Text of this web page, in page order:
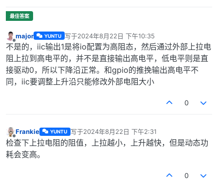
离线
major YUNTU 写于2024年8月22日 下午10:35
最后由 编辑
不是的，iic输出1是将io配置为高阻态，然后通过外部上拉电
阻上拉到高电平的，并不是直接输出高电平，低电平则是直
接驱动0，所以下降沿正常。和gpio的推挽输出高电平不
同，iic要调整上升沿只能修改外部电阻大小
0
离线
Frankie YUNTU 写于2024年8月22日 下午2:31
最后由 编辑
检查下上拉电阻的阻值，上拉越小，上升越快，但是动态功
耗会变高。
0